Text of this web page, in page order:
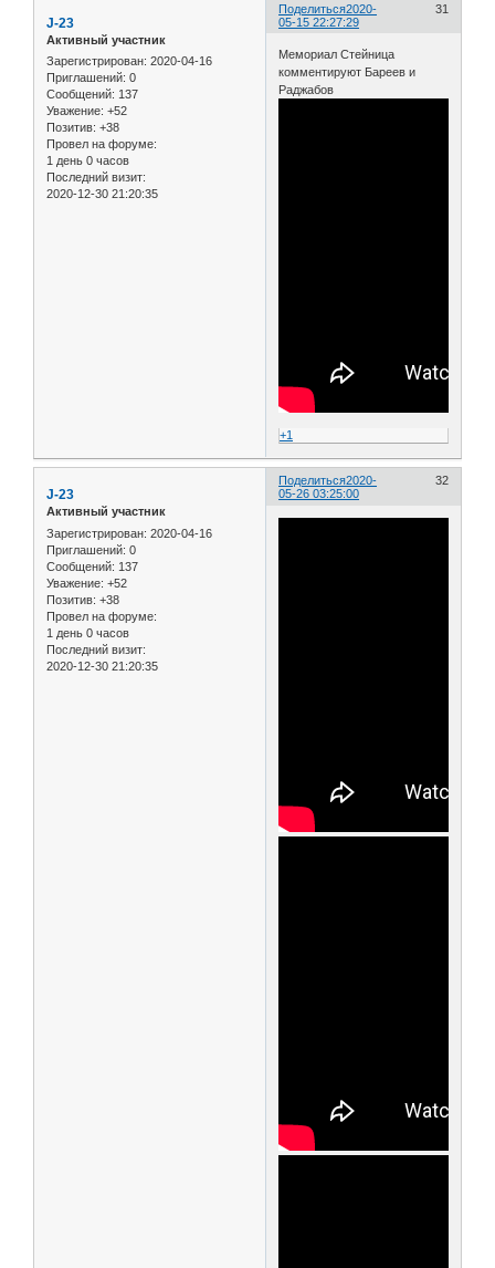
Поделиться 31
2020-
05-15 22:27:29
J-23
Активный участник
Зарегистрирован: 2020-04-16
Приглашений: 0
Сообщений: 137
Уважение: +52
Позитив: +38
Провел на форуме:
1 день 0 часов
Последний визит:
2020-12-30 21:20:35
Мемориал Стейница
комментируют Бареев и
Раджабов
+1
Поделиться 32
2020-
05-26 03:25:00
J-23
Активный участник
Зарегистрирован: 2020-04-16
Приглашений: 0
Сообщений: 137
Уважение: +52
Позитив: +38
Провел на форуме:
1 день 0 часов
Последний визит:
2020-12-30 21:20:35